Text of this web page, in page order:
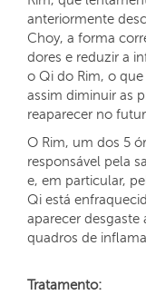
anteriormente
Choy, a forma
dores e reduzir a
o Qi do Rim, o
assim diminuir as
reaparecer no
O Rim, um dos 5
responsável pela
e, em particular,
Qi está
aparecer
quadros de
Tratamento: